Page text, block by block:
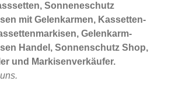
Sonneneschutz
mit Gelenkarmen, Kassetten-
Gelenkarm-
Handel, Sonnenschutz Shop,
und Markisenverkäufer.